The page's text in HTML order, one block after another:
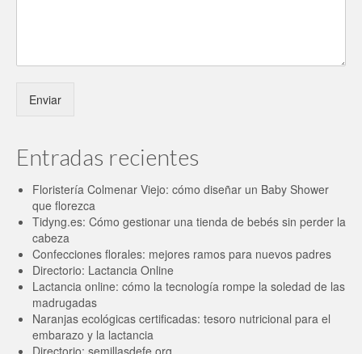
Enviar
Entradas recientes
Floristería Colmenar Viejo: cómo diseñar un Baby Shower
que florezca
Tidyng.es: Cómo gestionar una tienda de bebés sin perder la
cabeza
Confecciones florales: mejores ramos para nuevos padres
Directorio: Lactancia Online
Lactancia online: cómo la tecnología rompe la soledad de las
madrugadas
Naranjas ecológicas certificadas: tesoro nutricional para el
embarazo y la lactancia